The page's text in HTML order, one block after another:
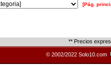
[Pág.
** Precios
© 2002/2022 Solo10.com